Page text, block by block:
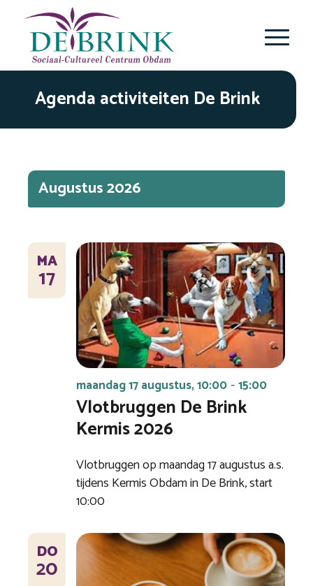
Agenda activiteiten De Brink
Selecteer
een
Augustus 2026
MA
17
maandag 17 augustus, 10:00 - 15:00
Vlotbruggen De Brink
Kermis 2026
Vlotbruggen op maandag 17 augustus a.s.
tijdens Kermis Obdam in De Brink, start
10:00
DO
20